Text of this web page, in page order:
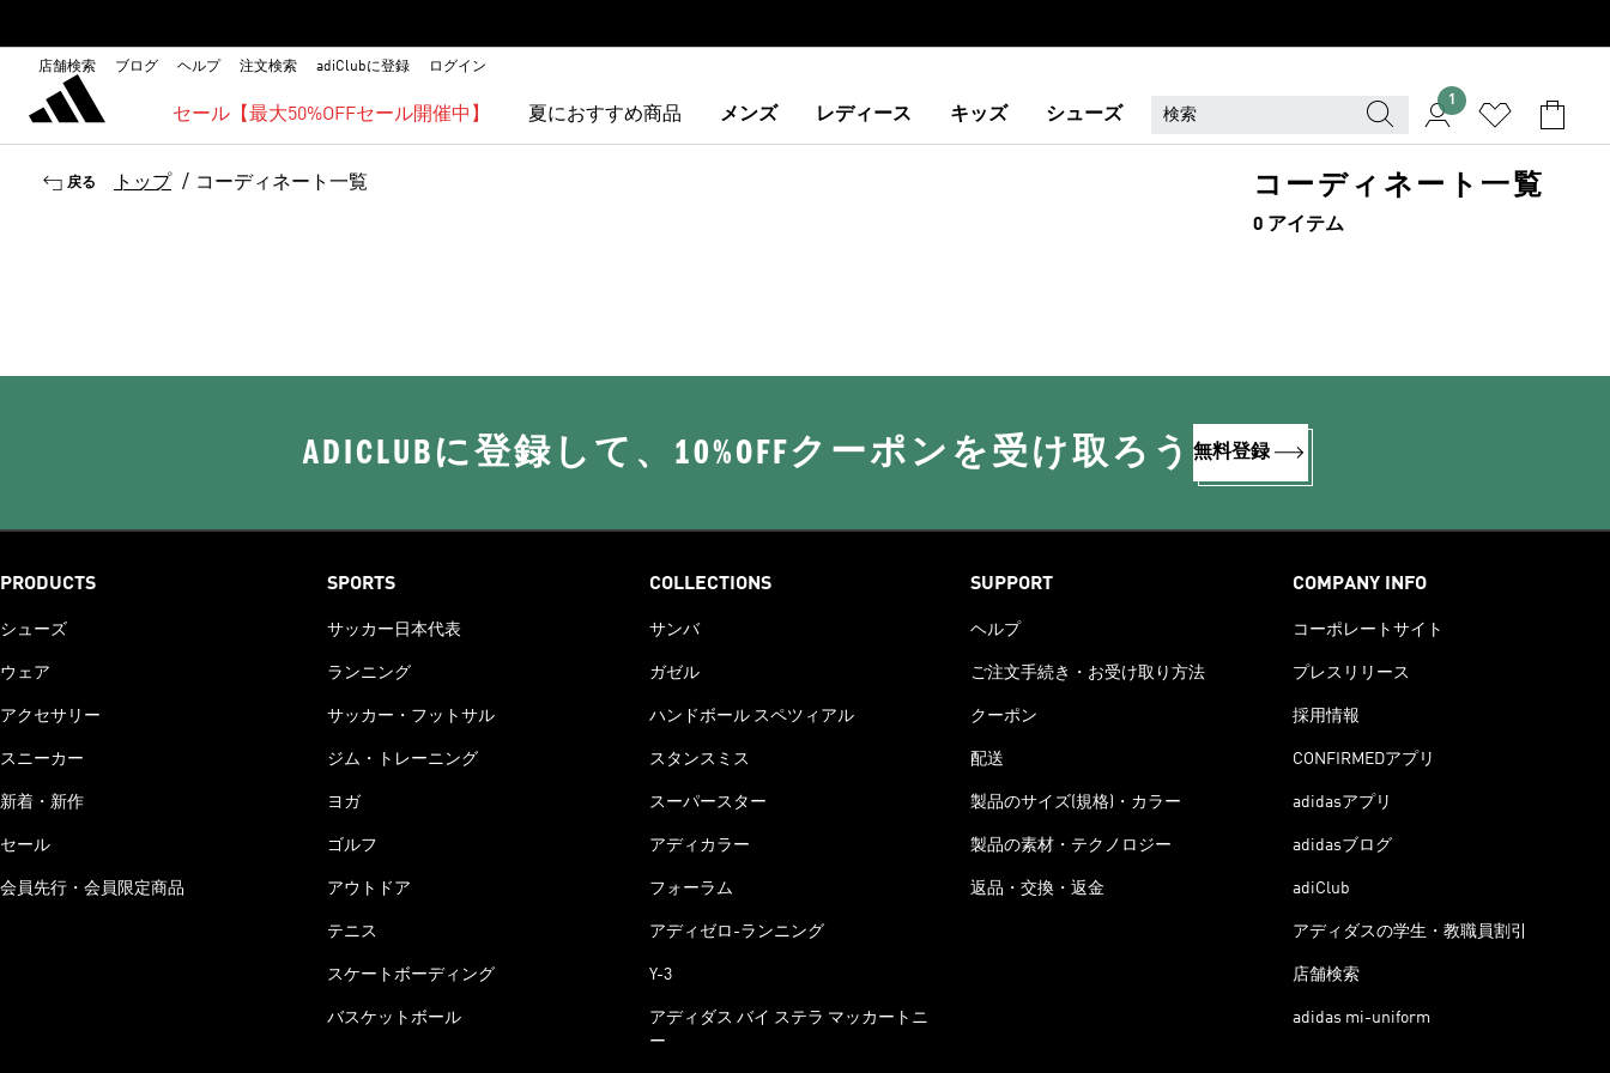
店舗検索 ブログ ヘルプ 注文検索 adiClubに登録 ログイン
セール【最大50%OFFセール開催中】 夏におすすめ商品 メンズ レディース キッズ シューズ
1
戻る トップ / コーディネート一覧 コーディネート一覧
0 アイテム
ADICLUBに登録して、10%OFFクーポンを受け取ろう 無料登録
PRODUCTS
シューズ
ウェア
アクセサリー
スニーカー
新着・新作
セール
会員先行・会員限定商品
SPORTS
サッカー日本代表
ランニング
サッカー・フットサル
ジム・トレーニング
ヨガ
ゴルフ
アウトドア
テニス
スケートボーディング
バスケットボール
COLLECTIONS
サンバ
ガゼル
ハンドボール スペツィアル
スタンスミス
スーパースター
アディカラー
フォーラム
アディゼロ-ランニング
Y-3
アディダス バイ ステラ マッカートニ
ー
SUPPORT
ヘルプ
ご注文手続き・お受け取り方法
クーポン
配送
製品のサイズ(規格)・カラー
製品の素材・テクノロジー
返品・交換・返金
COMPANY INFO
コーポレートサイト
プレスリリース
採用情報
CONFIRMEDアプリ
adidasアプリ
adidasブログ
adiClub
アディダスの学生・教職員割引
店舗検索
adidas mi-uniform